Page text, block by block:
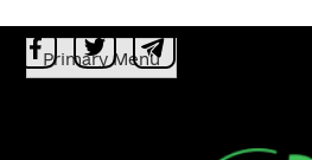
Primary Menu